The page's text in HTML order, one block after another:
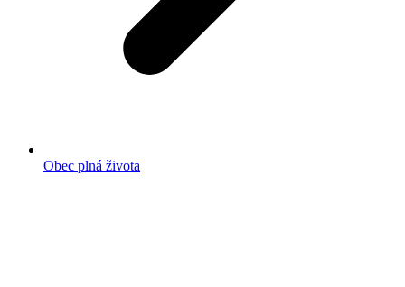
Obec plná života